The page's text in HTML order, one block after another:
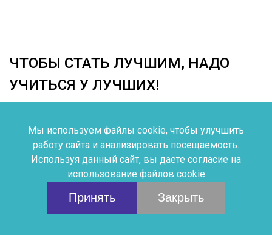
ЧТОБЫ СТАТЬ ЛУЧШИМ, НАДО
УЧИТЬСЯ У ЛУЧШИХ!
проходили обучение на мастер-классах ДЕНИСА
ВЛАДИМИРОВИЧА ЧЕФАНОВА
подробнее...
Мы используем файлы cookie, чтобы улучшить
работу сайта и анализировать посещаемость.
Используя данный сайт, вы даете согласие на
использование файлов cookie
Принять Закрыть